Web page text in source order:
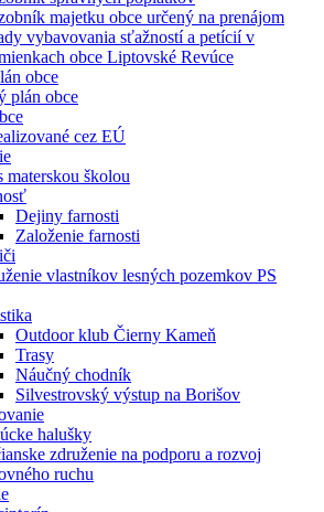
majetku obce určený na prenájom
vybavovania sťažností a petícií v
obce Liptovské Revúce
obce
plán obce
cez EÚ
materskou školou
Dejiny farnosti
Založenie farnosti
vlastníkov lesných pozemkov PS
Outdoor klub Čierny Kameň
Trasy
Náučný chodník
Silvestrovský výstup na Borišov
halušky
združenie na podporu a rozvoj
ruchu